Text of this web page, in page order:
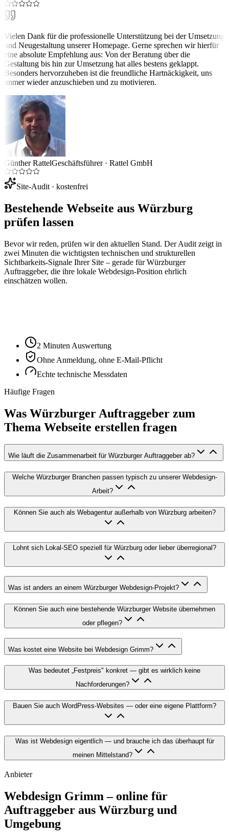
Vielen Dank für die professionelle Unterstützung bei der Umsetzung
und Neugestaltung unserer Homepage. Gerne sprechen wir hierfür
eine absolute Empfehlung aus: Von der Beratung über die
Gestaltung bis hin zur Umsetzung hat alles bestens geklappt.
Besonders hervorzuheben ist die freundliche Hartnäckigkeit, uns
immer wieder anzuschieben und zu motivieren.
Günther RattelGeschäftsführer· Rattel GmbH
Site-Audit · kostenfrei
Bestehende Webseite aus Würzburg
prüfen lassen
Bevor wir reden, prüfen wir den aktuellen Stand. Der Audit zeigt in
zwei Minuten die wichtigsten technischen und strukturellen
Sichtbarkeits-Signale Ihrer Site – gerade für Würzburger
Auftraggeber, die ihre lokale Webdesign-Position ehrlich
einschätzen wollen.
2 Minuten Auswertung
Ohne Anmeldung, ohne E-Mail-Pflicht
Echte technische Messdaten
Häufige Fragen
Was Würzburger Auftraggeber zum
Thema Webseite erstellen fragen
Wie läuft die Zusammenarbeit für Würzburger Auftraggeber ab?
Welche Würzburger Branchen passen typisch zu unserer Webdesign-
Arbeit?
Können Sie auch als Webagentur außerhalb von Würzburg arbeiten?
Lohnt sich Lokal-SEO speziell für Würzburg oder lieber überregional?
Was ist anders an einem Würzburger Webdesign-Projekt?
Können Sie auch eine bestehende Würzburger Website übernehmen
oder pflegen?
Was kostet eine Website bei Webdesign Grimm?
Was bedeutet „Festpreis" konkret — gibt es wirklich keine
Nachforderungen?
Bauen Sie auch WordPress-Websites — oder eine eigene Plattform?
Was ist Webdesign eigentlich — und brauche ich das überhaupt für
meinen Mittelstand?
Anbieter
Webdesign Grimm – online für
Auftraggeber aus Würzburg und
Umgebung